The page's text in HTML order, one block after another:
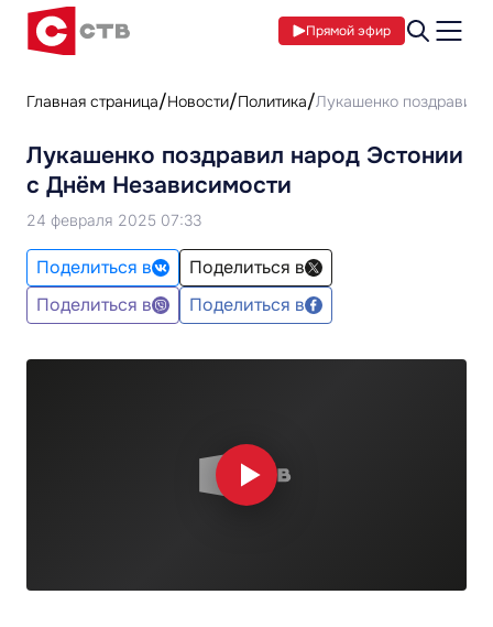
Прямой эфир
Главная страница Новости Политика Лукашенко поздравил
Лукашенко поздравил народ Эстонии
с Днём Независимости
24 февраля 2025 07:33
Поделиться в
Поделиться в
Поделиться в
Поделиться в